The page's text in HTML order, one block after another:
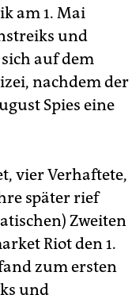
am 1. Mai
und
auf dem
nachdem der
Spies eine
vier Verhaftete,
später rief
Zweiten
Riot den 1.
zum ersten
und